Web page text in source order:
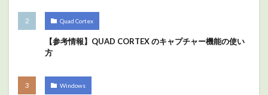
Quad Cortex
【参考情報】QUAD CORTEX のキャプチャー機能の使い
方
Windows